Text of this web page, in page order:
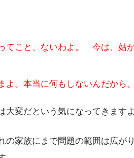
てこと、ないわよ。 今は、姑
。本当に何もしないんだから。
大変だという気になってきます
の家族にまで問題の範囲は広が